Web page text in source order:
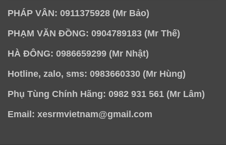
PHÁP VÂN: 0911375928 (Mr Bảo)
PHẠM VĂN ĐỒNG: 0904789183 (Mr Thế)
HÀ ĐÔNG: 0986659299 (Mr Nhật)
Hotline, zalo, sms: 0983660330 (Mr Hùng)
Phụ Tùng Chính Hãng: 0982 931 561 (Mr Lâm)
Email: xesrmvietnam@gmail.com